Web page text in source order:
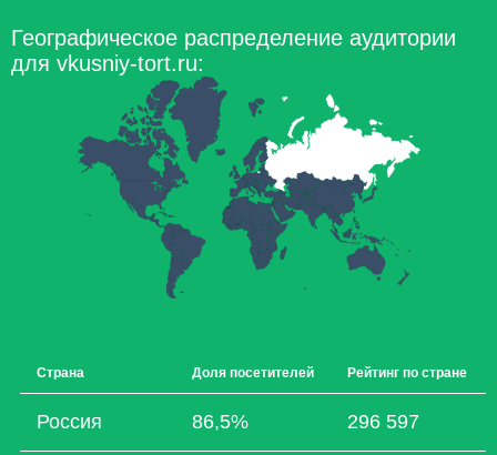
Географическое распределение аудитории
для vkusniy-tort.ru:
Страна Доля посетителей Рейтинг по стране
Россия 86,5% 296 597